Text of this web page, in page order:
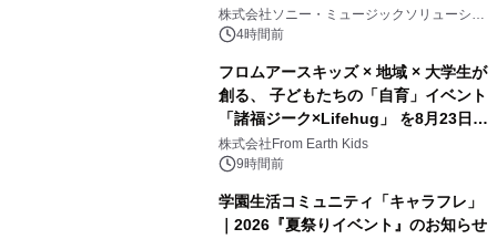
開始
株式会社ソニー・ミュージックソリューショ
ンズ4時間前
フロムアースキッズ × 地域 × 大学生が
創る、 子どもたちの「自育」イベント
「諸福ジーク×Lifehug」 を8月23日
(日)開催
株式会社From Earth Kids
9時間前
学園生活コミュニティ「キャラフレ」
｜2026『夏祭りイベント』のお知らせ